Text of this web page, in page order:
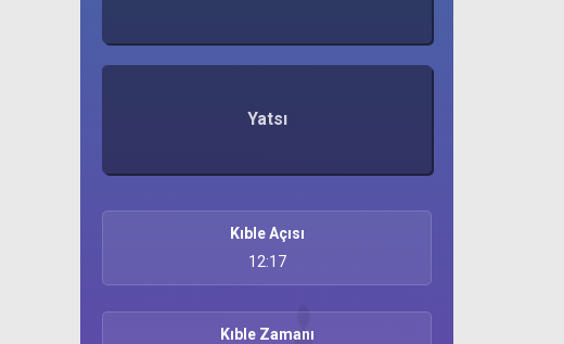
Yatsı
Kıble Açısı
12:17
Kıble Zamanı